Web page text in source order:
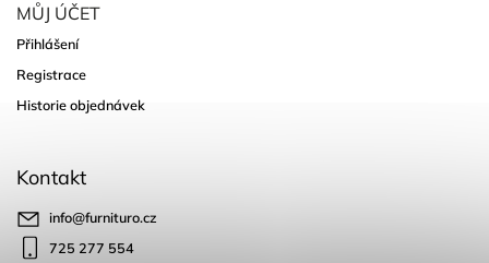
MŮJ ÚČET
Přihlášení
Registrace
Historie objednávek
Kontakt
info@furnituro.cz
725 277 554